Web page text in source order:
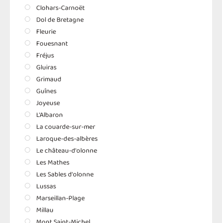
Clohars-Carnoët
Dol de Bretagne
Fleurie
Fouesnant
Fréjus
Gluiras
Grimaud
Guînes
Joyeuse
L'Albaron
La couarde-sur-mer
Laroque-des-albères
Le château-d'olonne
Les Mathes
Les Sables d'olonne
Lussas
Marseillan-Plage
Millau